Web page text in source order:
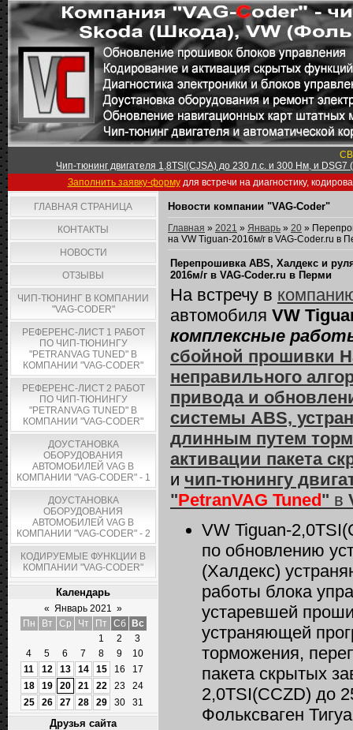
Чип-тюнинг двигателя 1,8TSI(CJSA) до 230 л.с. и 300 Нм, и
Заполнить заявку-формудля встречи на диагностику,
ГЛАВНАЯ СТРАНИЦА
КОНТАКТЫ
НОВОСТИ
ОТЗЫВЫ
ЧИП-ТЮНИНГ В КОМПАНИИ
"VAG-CODER"
РЕФЕРЕНС-ЛИСТ 1 РАБОТ
ПО ЧИП-ТЮНИНГУ
"PETRANVAG TUNED" В
КОМПАНИИ "VAG-CODER"
РЕФЕРЕНС-ЛИСТ 2 РАБОТ
ПО ЧИП-ТЮНИНГУ
"PETRANVAG TUNED" В
КОМПАНИИ "VAG-CODER"
ДОУСТАНОВКА
ОБОРУДОВАНИЯ
АВТОМОБИЛЕЙ VAG В
КОМПАНИИ "VAG-CODER" - 1
ДОУСТАНОВКА
ОБОРУДОВАНИЯ
АВТОМОБИЛЕЙ VAG В
КОМПАНИИ "VAG-CODER" - 2
КОДИРУЕМЫЕ ФУНКЦИИ В
КОМПАНИИ "VAG-CODER"
Календарь
« Январь 2021 »
Пн
Вт Ср Чт Пт Сб
Вс
1
2
3
4
5 6 7 8 9
10
11
12 13 14 15 16
17
18
19 20 21 22 23
24
25
26 27 28 29 30 31
Друзья сайта
Новости компании "VAG-Coder"
Главная » 2021 » Январь » 20 »
на VW Tiguan-2016м/г в VAG-Coder.ru в
Перепрошивка ABS, Халдекс и
2016м/г в VAG-Coder.ru в Перми
На встречу в
автомобиля VW
комплексные
сбойной прошивки
неправильного
привода и
системы ABS,
длинным путем
активации пакета
и чип-тюнингу
"PetranVAG Tuned" в
VW Tiguan-
по обновлению
(Халдекс)
работы блока
устаревшей
устраняющей
торможения,
пакета скрытых
2,0TSI(CCZD) до
Фольксваген